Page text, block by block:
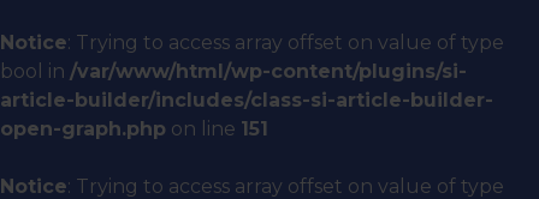
Notice: Trying to access array offset on value of type
bool in /var/www/html/wp-content/plugins/si-
article-builder/includes/class-si-article-builder-
open-graph.php on line 151
Notice: Trying to access array offset on value of type